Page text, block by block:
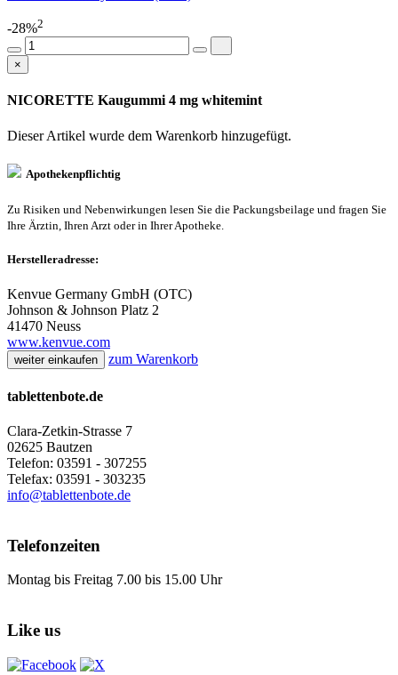
-28%2
×
NICORETTE Kaugummi 4 mg whitemint
Dieser Artikel wurde dem Warenkorb hinzugefügt.
Apothekenpflichtig
Zu Risiken und Nebenwirkungen lesen Sie die Packungsbeilage und fragen Sie
Ihre Ärztin, Ihren Arzt oder in Ihrer Apotheke.
Herstelleradresse:
Kenvue Germany GmbH (OTC)
Johnson & Johnson Platz 2
41470 Neuss
www.kenvue.com
weiter einkaufen zum Warenkorb
tablettenbote.de
Clara-Zetkin-Strasse 7
02625 Bautzen
Telefon: 03591 - 307255
Telefax: 03591 - 303235
info@tablettenbote.de
Telefonzeiten
Montag bis Freitag 7.00 bis 15.00 Uhr
Like us